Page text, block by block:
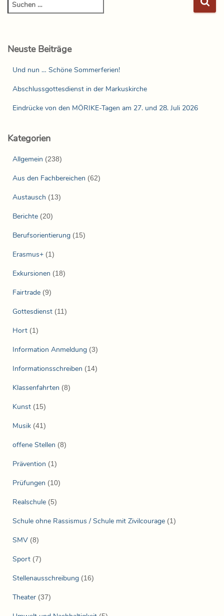
Neuste Beiträge
Und nun … Schöne Sommerferien!
Abschlussgottesdienst in der Markuskirche
Eindrücke von den MÖRIKE-Tagen am 27. und 28. Juli 2026
Kategorien
Allgemein (238)
Aus den Fachbereichen (62)
Austausch (13)
Berichte (20)
Berufsorientierung (15)
Erasmus+ (1)
Exkursionen (18)
Fairtrade (9)
Gottesdienst (11)
Hort (1)
Information Anmeldung (3)
Informationsschreiben (14)
Klassenfahrten (8)
Kunst (15)
Musik (41)
offene Stellen (8)
Prävention (1)
Prüfungen (10)
Realschule (5)
Schule ohne Rassismus / Schule mit Zivilcourage (1)
SMV (8)
Sport (7)
Stellenausschreibung (16)
Theater (37)